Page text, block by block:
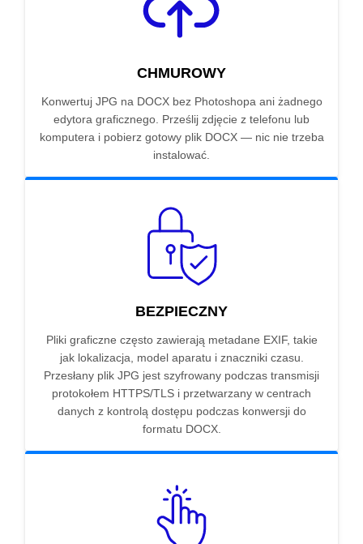
CHMUROWY
Konwertuj JPG na DOCX bez Photoshopa ani żadnego
edytora graficznego. Prześlij zdjęcie z telefonu lub
komputera i pobierz gotowy plik DOCX — nic nie trzeba
instalować.
BEZPIECZNY
Pliki graficzne często zawierają metadane EXIF, takie
jak lokalizacja, model aparatu i znaczniki czasu.
Przesłany plik JPG jest szyfrowany podczas transmisji
protokołem HTTPS/TLS i przetwarzany w centrach
danych z kontrolą dostępu podczas konwersji do
formatu DOCX.